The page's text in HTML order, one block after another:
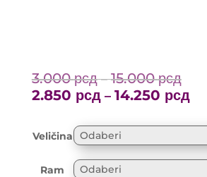
3.000рсд – 15.000рсдPrice
2.850 рсд – 14.250 рсд
Veličina
Ram